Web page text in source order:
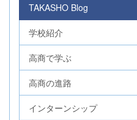
TAKASHO Blog
学校紹介
高商で学ぶ
高商の進路
インターンシップ